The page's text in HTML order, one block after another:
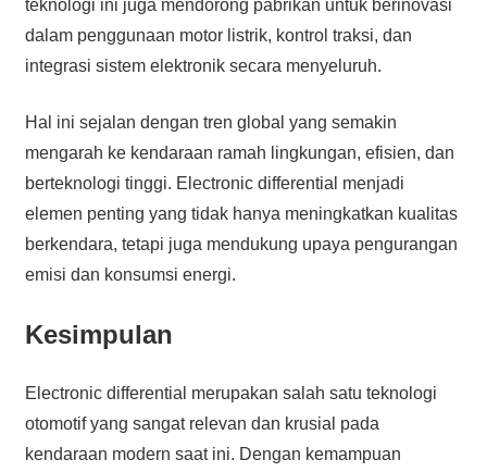
teknologi ini juga mendorong pabrikan untuk berinovasi
dalam penggunaan motor listrik, kontrol traksi, dan
integrasi sistem elektronik secara menyeluruh.
Hal ini sejalan dengan tren global yang semakin
mengarah ke kendaraan ramah lingkungan, efisien, dan
berteknologi tinggi. Electronic differential menjadi
elemen penting yang tidak hanya meningkatkan kualitas
berkendara, tetapi juga mendukung upaya pengurangan
emisi dan konsumsi energi.
Kesimpulan
Electronic differential merupakan salah satu teknologi
otomotif yang sangat relevan dan krusial pada
kendaraan modern saat ini. Dengan kemampuan